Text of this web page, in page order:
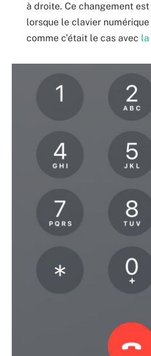
à droite. Ce changement
lorsque le clavier numérique
comme c’était le cas avec